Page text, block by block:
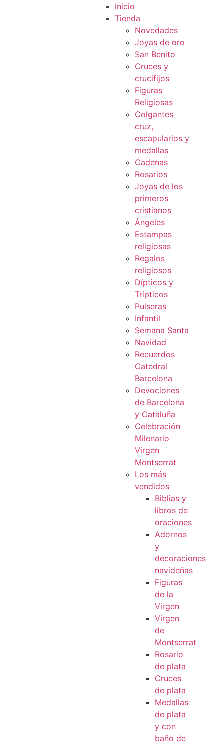
Inicio
Tienda
Novedades
Joyas de oro
San Benito
Cruces y
crucifijos
Figuras
Religiosas
Colgantes
cruz,
escapularios y
medallas
Cadenas
Rosarios
Joyas de los
primeros
cristianos
Ángeles
Estampas
religiosas
Regalos
religiosos
Dípticos y
Trípticos
Pulseras
Infantil
Semana Santa
Navidad
Recuerdos
Catedral
Barcelona
Devociones
de Barcelona
y Cataluña
Celebración
Milenario
Virgen
Montserrat
Los más
vendidos
Biblias y
libros de
oraciones
Adornos
y
decoraciones
navideñas
Figuras
de la
Virgen
Virgen
de
Montserrat
Rosario
de plata
Cruces
de plata
Medallas
de plata
y con
baño de